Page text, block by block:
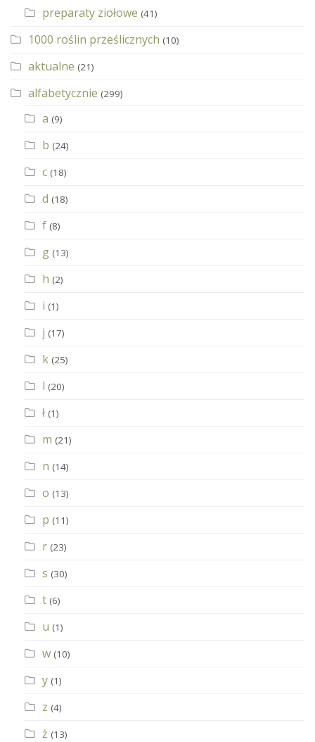
preparaty ziołowe (41)
1000 roślin prześlicznych (10)
aktualne (21)
alfabetycznie (299)
a (9)
b (24)
c (18)
d (18)
f (8)
g (13)
h (2)
i (1)
j (17)
k (25)
l (20)
ł (1)
m (21)
n (14)
o (13)
p (11)
r (23)
s (30)
t (6)
u (1)
w (10)
y (1)
z (4)
ż (13)